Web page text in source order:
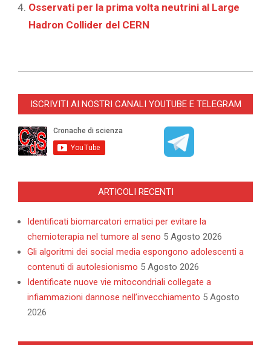
Osservati per la prima volta neutrini al Large
Hadron Collider del CERN
12-
ISCRIVITI AI NOSTRI CANALI YOUTUBE E TELEGRAM
ARTICOLI RECENTI
Identificati biomarcatori ematici per evitare la
chemioterapia nel tumore al seno 5 Agosto 2026
Gli algoritmi dei social media espongono adolescenti a
contenuti di autolesionismo 5 Agosto 2026
Identificate nuove vie mitocondriali collegate a
infiammazioni dannose nell’invecchiamento 5 Agosto
2026